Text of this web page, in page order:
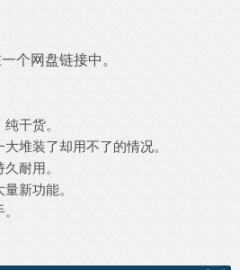
个网盘链接中。
干货。
堆装了却用不了的情况。
耐用。
新功能。